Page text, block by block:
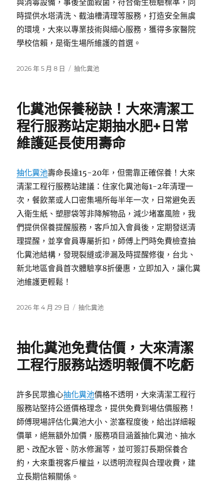
與消毒設備，事後全面殺菌，符合衛生檢驗標準，同
時提供水塔清洗、截油槽清理等服務，打造安全無虞
的環境，大來以專業技術與細心服務，獲得多家醫院
學校信賴，是衛生場所維護的首選。
發
2026 年 5 月 8 日
分
抽化糞池
化糞池保養秘訣！大來清潔工
程行服務站定期抽水肥+日常
維護延長使用壽命
抽化糞池壽命長達15-20年，但需靠正確保養！大來
清潔工程行服務站建議：住家化糞池每1-2年清理一
次，餐飲業或人口密集場所每半年一次，日常避免丟
入衛生紙、塑膠袋等非降解物品，減少堵塞風險，我
們提供保養提醒服務，客戶加入會員後，定期發送清
理提醒，並享會員專屬折扣，師傅上門時免費檢查抽
化糞池結構，發現裂縫或滲漏及時提醒修復，台北、
新北地區會員首次體驗享8折優惠，立即加入，讓化糞
池維護更輕鬆！
發
2026 年 4 月 29 日
分
抽化糞池
抽化糞池免費估價，大來清潔
工程行服務站透明報價不吃虧
許多民眾擔心抽化糞池價格不透明，大來清潔工程行
服務站堅持公道價格理念，提供免費到場估價服務！
師傅現場評估化糞池大小、淤塞程度後，給出詳細報
價單，絕無額外加價，服務項目涵蓋抽化糞池、抽水
肥、改配水管、防水修漏等，並可簽訂長期保養合
約，大來重視客戶權益，以透明流程與合理收費，建
立長期信賴關係。